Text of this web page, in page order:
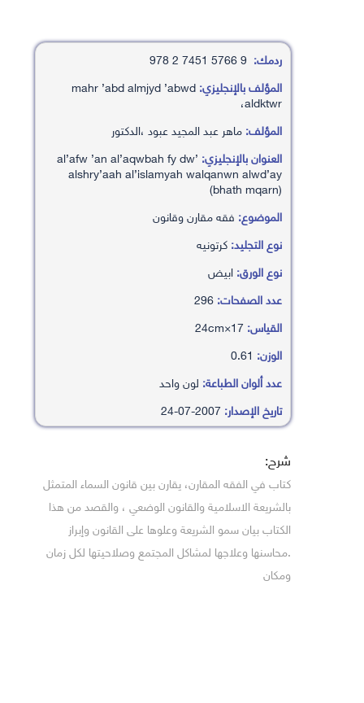
ردمك:
المؤلف بالإنجليزي:mahr ’abd almjyd ’abwd
،aldktwr
المؤلف:ماهر عبد المجيد عبود ،الدكتور
العنوان بالإنجليزي: al’afw ’an al’aqwbah fy dw’
alshry’aah al’islamyah walqanwn alwd’ay
(bhath mqarn)
الموضوع: فقه مقارن وقانون
نوع التجليد:كرتونيه
نوع الورق:ابيض
عدد الصفحات:
القياس:
الوزن:
عدد ألوان الطباعة: لون واحد
تاريخ الإصدار:
شرح:
كتاب في الفقه المقارن، يقارن بين قانون السماء المتمثل
بالشريعة الاسلامية والقانون الوضعي ، والقصد من هذا
الكتاب بيان سمو الشريعة وعلوها على القانون وإبراز
.محاسنها وعلاجها لمشاكل المجتمع وصلاحيتها لكل زمان
ومكان